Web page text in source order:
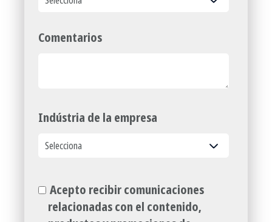
Comentarios
Indústria de la empresa
Acepto recibir comunicaciones
relacionadas con el contenido,